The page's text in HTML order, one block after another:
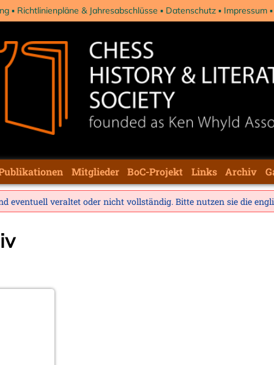
Richtlinienpläne & Jahresabschlüsse Datenschutz Impressum
Mitglieder BoC-Projekt Links Archiv
eventuell veraltet oder nicht vollständig. Bitte nutzen sie die